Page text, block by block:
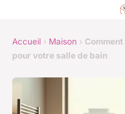
Accueil › Maison ›
pour votre salle de bain